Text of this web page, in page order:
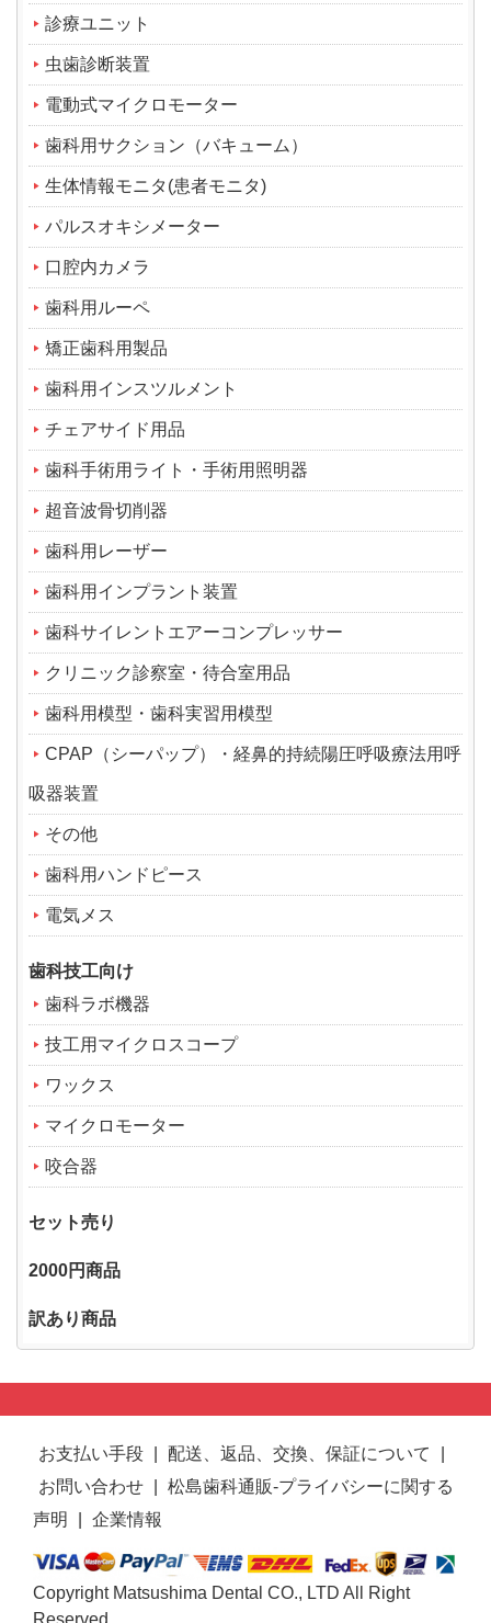
診療ユニット
虫歯診断装置
電動式マイクロモーター
歯科用サクション（バキューム）
生体情報モニタ(患者モニタ)
パルスオキシメーター
口腔内カメラ
歯科用ルーペ
矯正歯科用製品
歯科用インスツルメント
チェアサイド用品
歯科手術用ライト・手術用照明器
超音波骨切削器
歯科用レーザー
歯科用インプラント装置
歯科サイレントエアーコンプレッサー
クリニック診察室・待合室用品
歯科用模型・歯科実習用模型
CPAP（シーパップ）・経鼻的持続陽圧呼吸療法用呼
吸器装置
その他
歯科用ハンドピース
電気メス
歯科技工向け
歯科ラボ機器
技工用マイクロスコープ
ワックス
マイクロモーター
咬合器
セット売り
2000円商品
訳あり商品
お支払い手段 配送、返品、交換、保証について
お問い合わせ
松島歯科通販-プライバシーに関する
声明
企業情報
Copyright Matsushima Dental CO., LTD All Right
Reserved.